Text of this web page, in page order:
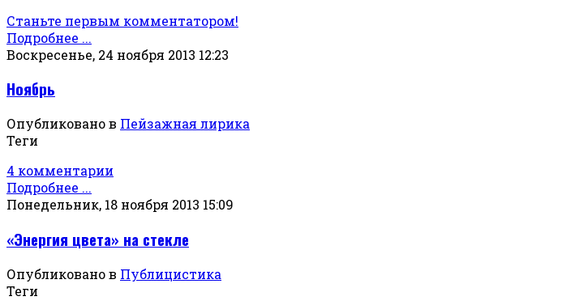
Станьте первым комментатором!
Подробнее ...
Воскресенье, 24 ноября 2013 12:23
Ноябрь
Опубликовано в Пейзажная лирика
Теги
4 комментарии
Подробнее ...
Понедельник, 18 ноября 2013 15:09
«Энергия цвета» на стекле
Опубликовано в Публицистика
Теги